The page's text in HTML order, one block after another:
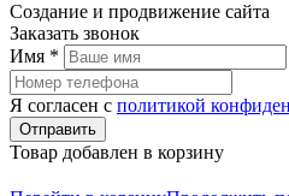
Создание и продвижение сайта
Заказать звонок
Имя *
Я согласен с политикой
Отправить
Товар добавлен в корзину